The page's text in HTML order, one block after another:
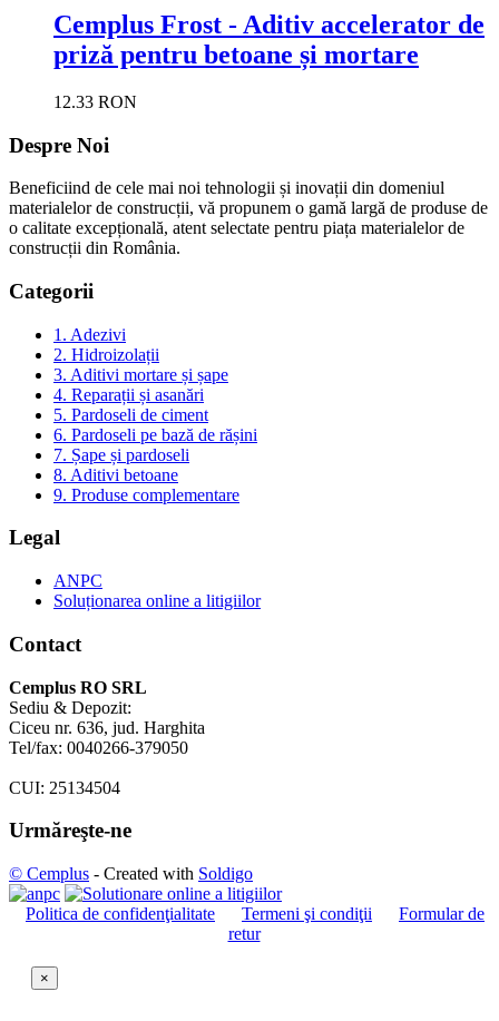
Cemplus Frost - Aditiv accelerator de
priză pentru betoane și mortare
12.33 RON
Despre Noi
Beneficiind de cele mai noi tehnologii și inovații din domeniul
materialelor de construcții, vă propunem o gamă largă de produse de
o calitate excepțională, atent selectate pentru piața materialelor de
construcții din România.
Categorii
1. Adezivi
2. Hidroizolații
3. Aditivi mortare și șape
4. Reparații și asanări
5. Pardoseli de ciment
6. Pardoseli pe bază de rășini
7. Șape și pardoseli
8. Aditivi betoane
9. Produse complementare
Legal
ANPC
Soluționarea online a litigiilor
Contact
Cemplus RO SRL
Sediu & Depozit:
Ciceu nr. 636, jud. Harghita
Tel/fax: 0040266-379050
CUI: 25134504
Urmăreşte-ne
© Cemplus - Created with Soldigo
Politica de confidenţialitate Termeni şi condiţii
Formular de
retur
×